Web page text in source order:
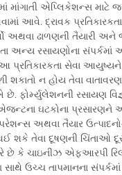
માંગાતી એપ્લિકેશન્સ માટે
આવે. દ્રાવક
અથવા ઢાળણની તૈયારી
અન્ય રસાયણોના સંપર્કમાં
પ્રતિકારકતા સેવા
શકાતો ન હોય તેવા
છે. ફોર્મ્યુલેશનની રસાયણ
ઘટકોના પ્રસારણને
અથવા તૈયાર
શકે તેવા દૂષણની ચિંતાઓ દૂર
છે કે ચાઇનીઝ એફઆરપી
સાથે ઉચ્ચ તાપમાનના